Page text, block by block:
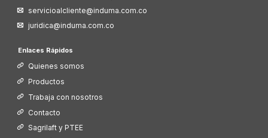
servicioalcliente@induma.com.co
juridica@induma.com.co
Enlaces Rápidos
Quienes somos
Productos
Trabaja con nosotros
Contacto
Sagrilaft y PTEE